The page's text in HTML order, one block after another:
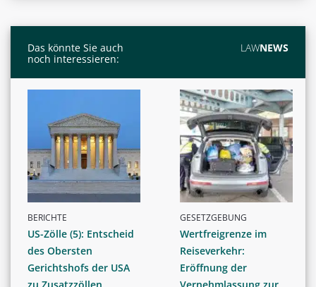
Das könnte Sie auch
noch interessieren:
LAWNEWS
BERICHTE
US-Zölle (5): Entscheid
des Obersten
Gerichtshofs der USA
GESETZGEBUNG
Wertfreigrenze im
Reiseverkehr:
Eröffnung der